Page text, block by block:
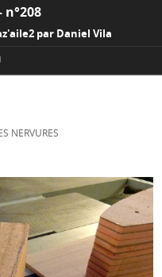
n°208
par Daniel Vila
NERVURES